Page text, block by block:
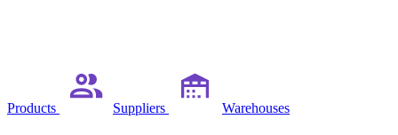
Products Suppliers Warehouses